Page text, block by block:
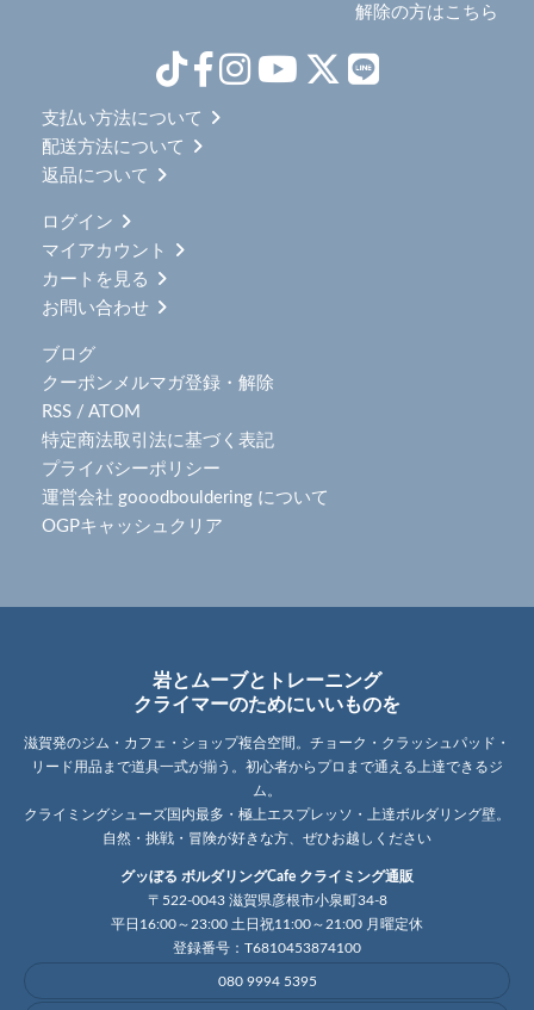
解除の方はこちら
支払い方法について
配送方法について
返品について
ログイン
マイアカウント
カートを見る
お問い合わせ
ブログ
クーポンメルマガ登録・解除
RSS / ATOM
特定商法取引法に基づく表記
プライバシーポリシー
運営会社 gooodbouldering について
OGPキャッシュクリア
岩とムーブとトレーニング
クライマーのためにいいものを
滋賀発のジム・カフェ・ショップ複合空間。チョーク・クラッシュパッド・
リード用品まで道具一式が揃う。初心者からプロまで通える上達できるジ
ム。
クライミングシューズ国内最多・極上エスプレッソ・上達ボルダリング壁。
自然・挑戦・冒険が好きな方、ぜひお越しください
グッぼる ボルダリングCafe クライミング通販
〒522-0043 滋賀県彦根市小泉町34-8
平日16:00～23:00 土日祝11:00～21:00 月曜定休
登録番号：T6810453874100
080 9994 5395